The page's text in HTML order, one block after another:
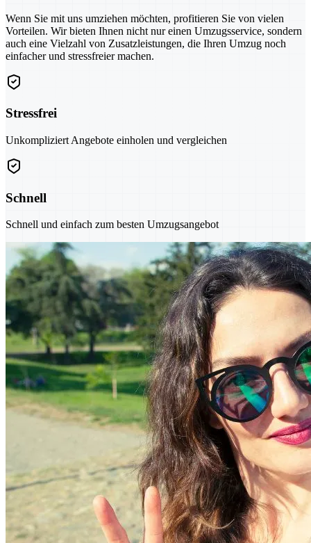
Wenn Sie mit uns umziehen möchten, profitieren Sie von vielen
Vorteilen. Wir bieten Ihnen nicht nur einen Umzugsservice, sondern
auch eine Vielzahl von Zusatzleistungen, die Ihren Umzug noch
einfacher und stressfreier machen.
Stressfrei
Unkompliziert Angebote einholen und vergleichen
Schnell
Schnell und einfach zum besten Umzugsangebot